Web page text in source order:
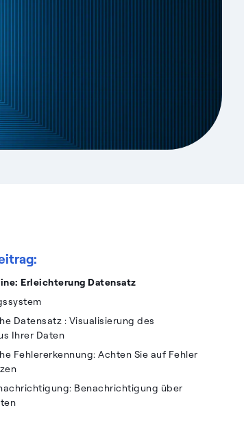
Erleichterung Datensatz
Datensatz : Visualisierung des
Ihrer Daten
Fehlererkennung: Achten Sie auf Fehler
Benachrichtigung über